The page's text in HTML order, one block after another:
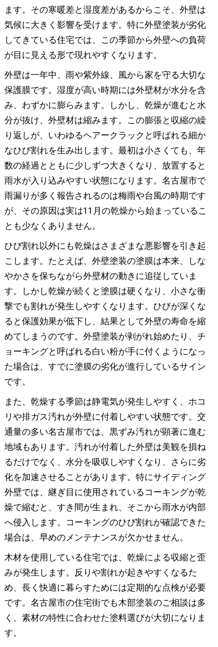
ます。その寒暖差と湿度差があるからこそ、外壁は
気候に大きく影響を受けます。特に外壁塗装が劣化
してきている住宅では、この季節から外壁への負荷
が目に見える形で現れやすくなります。
外壁は一年中、雨や紫外線、風から家を守る大切な
保護膜です。湿度が高い時期には外壁材が水分を含
み、わずかに膨らみます。しかし、乾燥が進むと水
分が抜け、外壁材は縮みます。この膨張と収縮の繰
り返しが、いわゆるヘアークラックと呼ばれる細か
なひび割れを生み出します。最初は小さくても、年
数の経過とともに少しずつ大きくなり、放置すると
雨水が入り込みやすい状態になります。名古屋市で
雨漏りが多く報告されるのは梅雨や台風の時期です
が、その原因は実は11月の乾燥から始まっているこ
とも少なくありません。
ひび割れ以外にも乾燥はさまざまな悪影響を引き起
こします。たとえば、外壁塗装の塗膜は本来、しな
やかさを保ちながら外壁材の動きに追従していま
す。しかし乾燥が続くと塗膜は硬くなり、小さな衝
撃でも割れが発生しやすくなります。ひびが深くな
ると保護効果が低下し、結果として外壁の寿命を縮
めてしまうのです。外壁塗装が剥がれ始めたり、チ
ョーキングと呼ばれる白い粉が手に付くようになっ
た場合は、すでに塗膜の劣化が進行しているサイン
です。
また、乾燥する季節は静電気が発生しやすく、ホコ
リや排ガス汚れが外壁に付着しやすい状態です。交
通量の多い名古屋市では、黒ずみ汚れが顕著に進む
地域もあります。汚れが付着した外壁は美観を損ね
るだけでなく、水分を吸収しやすくなり、さらに劣
化を加速させることがあります。特にサイディング
外壁では、継ぎ目に使用されているコーキングが乾
燥で縮むと、すき間が生まれ、そこから雨水が内部
へ侵入します。コーキングのひび割れが確認できた
場合は、早めのメンテナンスが欠かせません。
木材を使用している住宅では、乾燥による収縮と歪
みが発生します。反りや割れが起きやすくなるた
め、長く快適に暮らすためには定期的な点検が必要
です。名古屋市の住宅街でも木部塗装のご相談は多
く、素材の特性に合わせた塗料選びが大切になりま
す。